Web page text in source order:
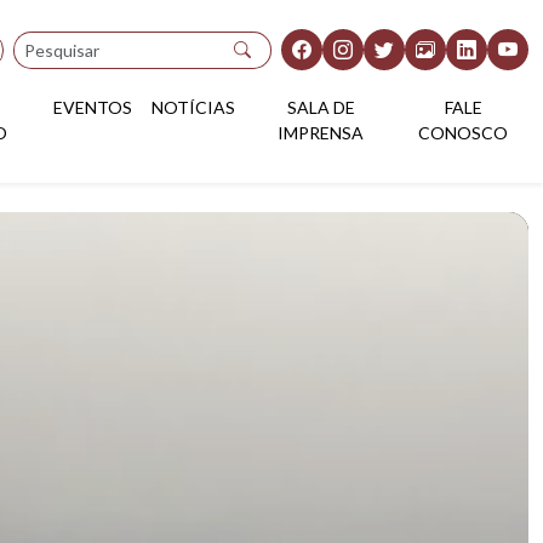
Pesquisar
EVENTOS NOTÍCIAS
SALA DE
IMPRENSA
FALE
CONOSCO